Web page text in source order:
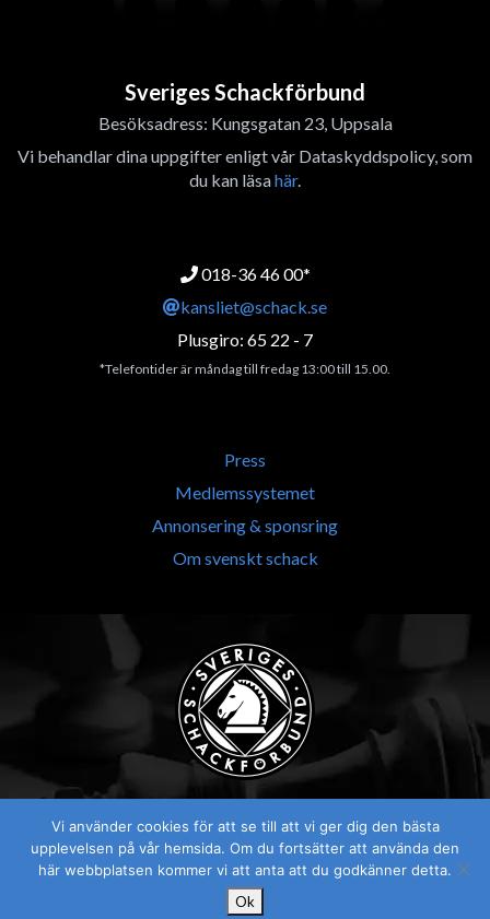
Sveriges Schackförbund
Besöksadress: Kungsgatan 23, Uppsala
Vi behandlar dina uppgifter enligt vår Dataskyddspolicy, som
du kan läsahär.
018-36 46 00*
kansliet@schack.se
Plusgiro: 65 22 - 7
*Telefontider är måndag till fredag 13:00 till 15.00.
Press
Medlemssystemet
Annonsering & sponsring
Om svenskt schack
Vi använder cookies för att se till att vi ger dig den bästa
upplevelsen på vår hemsida. Om du fortsätter att använda den
här webbplatsen kommer vi att anta att du godkänner detta.
Ok